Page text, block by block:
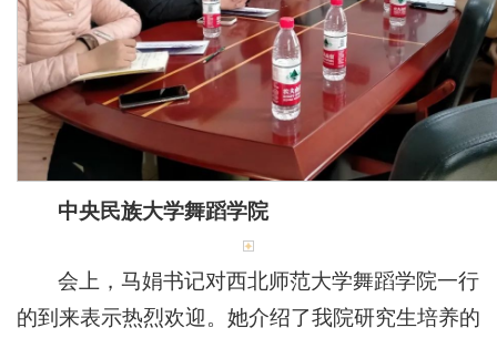
中央民族大学舞蹈学院
会上，马娟书记对西北师范大学舞蹈学院一行
的到来表示热烈欢迎。她介绍了我院研究生培养的